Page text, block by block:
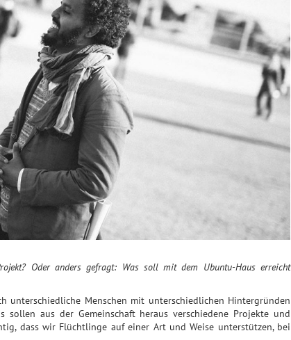
Oder anders gefragt: Was soll mit dem Ubuntu-Haus erreicht
unterschiedliche Menschen mit unterschiedlichen Hintergründen
sollen aus der Gemeinschaft heraus verschiedene Projekte und
dass wir Flüchtlinge auf einer Art und Weise unterstützen, bei